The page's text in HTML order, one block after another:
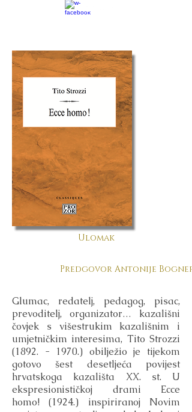
Ulomak
Predgovor Antonije Bogner-
Glumac, redatelj, pedagog, pisac,
prevoditelj, organizator… kazališni
čovjek s višestrukim kazališnim i
umjetničkim interesima, Tito Strozzi
(1892. - 1970.) obilježio je tijekom
gotovo šest desetljeća povijest
hrvatskoga kazališta XX. st. U
ekspresionističkoj drami Ecce
homo! (1924.) inspiriranoj Novim